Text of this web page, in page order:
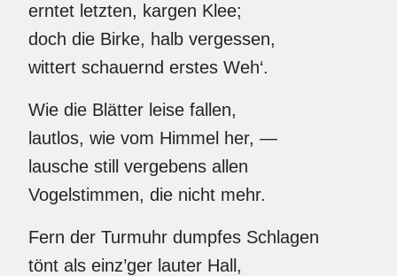
erntet letzten, kargen Klee;
doch die Birke, halb vergessen,
wittert schauernd erstes Weh‘.
Wie die Blätter leise fallen,
lautlos, wie vom Himmel her, —
lausche still vergebens allen
Vogelstimmen, die nicht mehr.
Fern der Turmuhr dumpfes Schlagen
tönt als einz’ger lauter Hall,